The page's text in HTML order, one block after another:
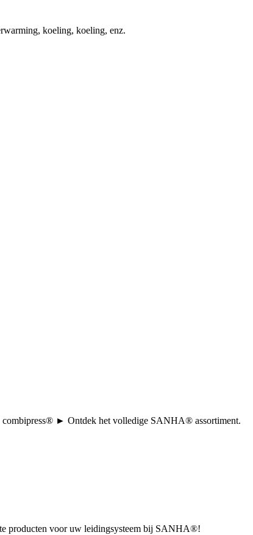
koeling, koeling, enz.
combipress® ► Ontdek het volledige SANHA® assortiment.
producten voor uw leidingsysteem bij SANHA®!